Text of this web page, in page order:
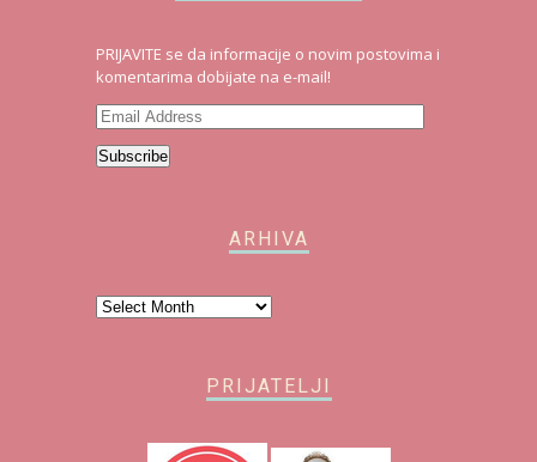
PRIJAVITE se da informacije o novim postovima i
komentarima dobijate na e-mail!
Email
Address
Subscribe
ARHIVA
Arhiva
PRIJATELJI